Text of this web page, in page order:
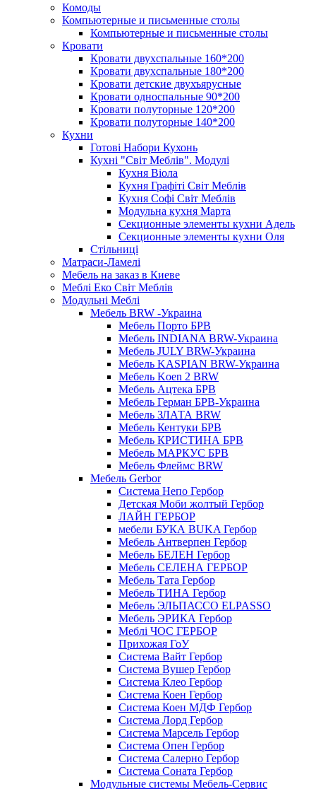
Комоды
Компьютерные и письменные столы
Компьютерные и письменные столы
Кровати
Кровати двухспальные 160*200
Кровати двухспальные 180*200
Кровати детские двухъярусные
Кровати односпальные 90*200
Кровати полуторные 120*200
Кровати полуторные 140*200
Кухни
Готові Набори Кухонь
Кухні "Світ Меблів". Модулі
Кухня Віола
Кухня Графіті Світ Меблів
Кухня Софі Світ Меблів
Модульна кухня Марта
Секционные элементы кухни Адель
Секционные элементы кухни Оля
Стільниці
Матраси-Ламелі
Мебель на заказ в Киеве
Меблі Еко Світ Меблів
Модульні Меблі
Мебель BRW -Украина
Мебель Порто БРВ
Мебель INDIANA BRW-Украина
Мебель JULY BRW-Украина
Мебель KASPIAN BRW-Украина
Мебель Koen 2 BRW
Мебель Ацтека БРВ
Мебель Герман БРВ-Украина
Мебель ЗЛАТА BRW
Мебель Кентуки БРВ
Мебель КРИСТИНА БРВ
Мебель МАРКУС БРВ
Мебель Флеймс BRW
Мебель Gerbor
Cистема Непо Гербор
Детская Моби жолтый Гербор
ЛАЙН ГЕРБОР
мебели БУКА BUKA Гербор
Мебель Антверпен Гербор
Мебель БЕЛЕН Гербор
Мебель СЕЛЕНА ГЕРБОР
Мебель Тата Гербор
Мебель ТИНА Гербор
Мебель ЭЛЬПАССО ELPASSO
Мебель ЭРИКА Гербор
Меблі ЧОС ГЕРБОР
Прихожая ГоУ
Система Вайт Гербор
Система Вушер Гербор
Система Клео Гербор
Система Коен Гербор
Система Коен МДФ Гербор
Система Лорд Гербор
Система Марсель Гербор
Система Опен Гербор
Система Салерно Гербор
Система Соната Гербор
Модульные системы Мебель-Сервис